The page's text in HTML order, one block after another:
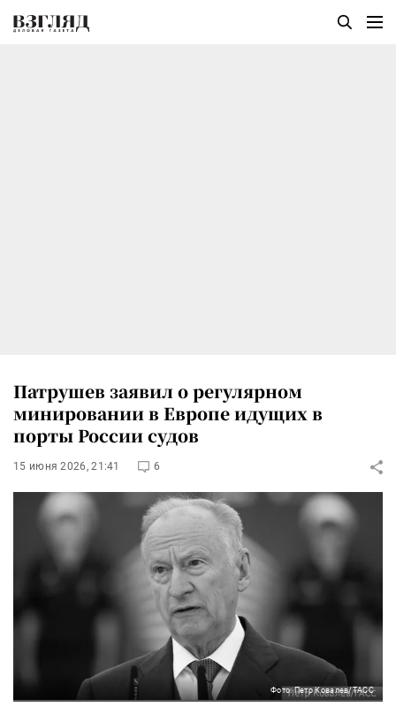
Патрушев заявил о регулярном
минировании в Европе идущих в
порты России судов
15 июня 2026, 21:41 6
Фото: Петр Ковалев/ТАСС